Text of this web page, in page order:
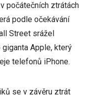
počátečních ztrátách
podle očekávání
Street srážel
Apple, který
telefonů iPhone.
se v závěru ztrát